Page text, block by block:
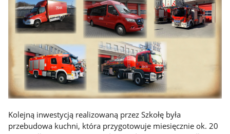
Kolejną inwestycją realizowaną przez Szkołę była
przebudowa kuchni, która przygotowuje miesięcznie ok. 20